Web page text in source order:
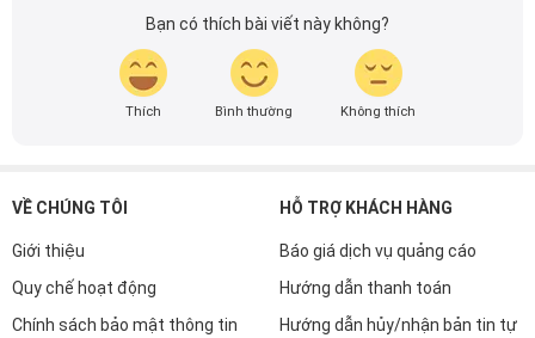
Bạn có thích bài viết này không?
Thích Bình thường Không thích
VỀ CHÚNG TÔI
Giới thiệu
Quy chế hoạt động
Chính sách bảo mật thông tin
HỖ TRỢ KHÁCH HÀNG
Báo giá dịch vụ quảng cáo
Hướng dẫn thanh toán
Hướng dẫn hủy/nhận bản tin tự